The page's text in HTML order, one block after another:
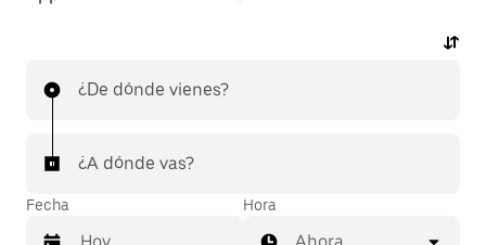
¿De dónde vienes?
¿A dónde vas?
Fecha Hora